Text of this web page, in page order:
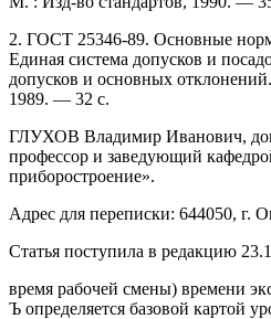
2. ГОСТ 25346-89. Основные
Единая система допусков и
допусков и основных
1989. — 32 с.
ГЛУХОВ Владимир Иванович,
профессор и заведующий
приборостроение».
Адрес для переписки: 644050, г.
Статья поступила в редакцию
время рабочей смены) времени
Ъ определяется базовой картой